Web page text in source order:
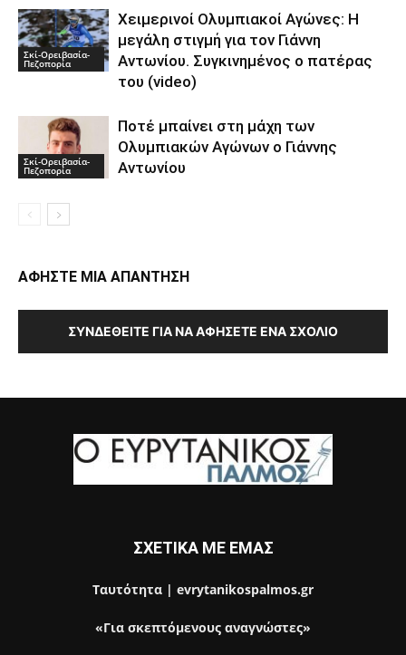
Σκί-Ορειβασία-
Πεζοπορία
Χειμερινοί Ολυμπιακοί Αγώνες: Η
μεγάλη στιγμή για τον Γιάννη
Αντωνίου. Συγκινημένος ο πατέρας
του (video)
Σκί-Ορειβασία-
Πεζοπορία
Ποτέ μπαίνει στη μάχη των
Ολυμπιακών Αγώνων ο Γιάννης
Αντωνίου
ΑΦΗΣΤΕ ΜΙΑ ΑΠΑΝΤΗΣΗ
ΣΥΝΔΕΘΕΊΤΕ ΓΙΑ ΝΑ ΑΦΉΣΕΤΕ ΈΝΑ ΣΧΌΛΙΟ
ΣΧΕΤΙΚΑ ΜΕ ΕΜΑΣ
Ταυτότητα | evrytanikospalmos.gr
«Για σκεπτόμενους αναγνώστες»